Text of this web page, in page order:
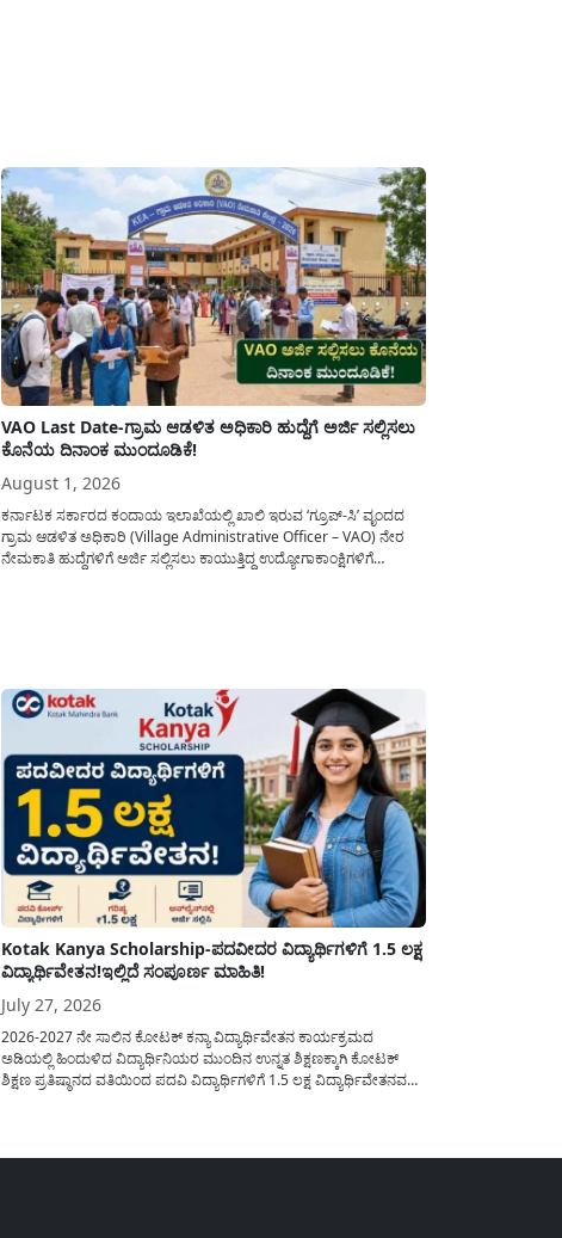
VAO Last Date-ಗ್ರಾಮ ಆಡಳಿತ ಅಧಿಕಾರಿ ಹುದ್ದೆಗೆ ಅರ್ಜಿ ಸಲ್ಲಿಸಲು
ಕೊನೆಯ ದಿನಾಂಕ ಮುಂದೂಡಿಕೆ!
August 1, 2026
ಕರ್ನಾಟಕ ಸರ್ಕಾರದ ಕಂದಾಯ ಇಲಾಖೆಯಲ್ಲಿ ಖಾಲಿ ಇರುವ ‘ಗ್ರೂಪ್-ಸಿ’ ವೃಂದದ
ಗ್ರಾಮ ಆಡಳಿತ ಅಧಿಕಾರಿ (Village Administrative Officer – VAO) ನೇರ
ನೇಮಕಾತಿ ಹುದ್ದೆಗಳಿಗೆ ಅರ್ಜಿ ಸಲ್ಲಿಸಲು ಕಾಯುತ್ತಿದ್ದ ಉದ್ಯೋಗಾಕಾಂಕ್ಷಿಗಳಿಗೆ
Kotak Kanya Scholarship-ಪದವೀದರ ವಿದ್ಯಾರ್ಥಿಗಳಿಗೆ 1.5 ಲಕ್ಷ
ವಿದ್ಯಾರ್ಥಿವೇತನ!ಇಲ್ಲಿದೆ ಸಂಪೂರ್ಣ ಮಾಹಿತಿ!
July 27, 2026
2026-2027 ನೇ ಸಾಲಿನ ಕೋಟಕ್ ಕನ್ಯಾ ವಿದ್ಯಾರ್ಥಿವೇತನ ಕಾರ್ಯಕ್ರಮದ
ಅಡಿಯಲ್ಲಿ ಹಿಂದುಳಿದ ವಿದ್ಯಾರ್ಥಿನಿಯರ ಮುಂದಿನ ಉನ್ನತ ಶಿಕ್ಷಣಕ್ಕಾಗಿ ಕೋಟಕ್
ಶಿಕ್ಷಣ ಪ್ರತಿಷ್ಠಾನದ ವತಿಯಿಂದ ಪದವಿ ವಿದ್ಯಾರ್ಥಿಗಳಿಗೆ 1.5 ಲಕ್ಷ ವಿದ್ಯಾರ್ಥಿವೇತನವನ್ನು